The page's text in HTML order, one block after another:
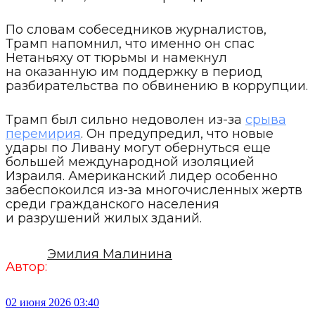
По словам собеседников журналистов,
Трамп напомнил, что именно он спас
Нетаньяху от тюрьмы и намекнул
на оказанную им поддержку в период
разбирательства по обвинению в коррупции.
Трамп был сильно недоволен из-за срыва
перемирия. Он предупредил, что новые
удары по Ливану могут обернуться еще
большей международной изоляцией
Израиля. Американский лидер особенно
забеспокоился из-за многочисленных жертв
среди гражданского населения
и разрушений жилых зданий.
Автор:
Эмилия Малинина
02 июня 2026 03:40